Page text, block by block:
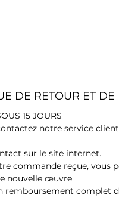
DE RETOUR ET
15 JOURS
notre service
sur le site internet.
commande reçue, vous
nouvelle œuvre
remboursement complet